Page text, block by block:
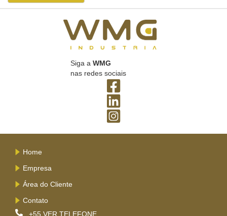
Siga a WMG
nas redes sociais
Home
Empresa
Área do Cliente
Contato
+55 VER TELEFONE